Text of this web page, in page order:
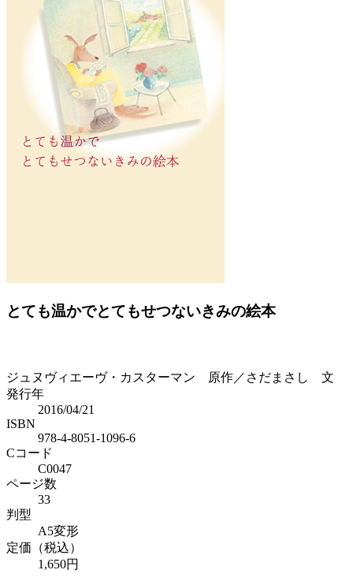
とても温かでとてもせつないきみの絵本
ジュヌヴィエーヴ・カスターマン 原作／さだまさし 文
発行年
2016/04/21
ISBN
978-4-8051-1096-6
Cコード
C0047
ページ数
33
判型
A5変形
定価（税込）
1,650円